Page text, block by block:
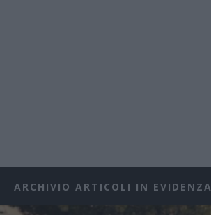
ARCHIVIO ARTICOLI IN EVIDENZA